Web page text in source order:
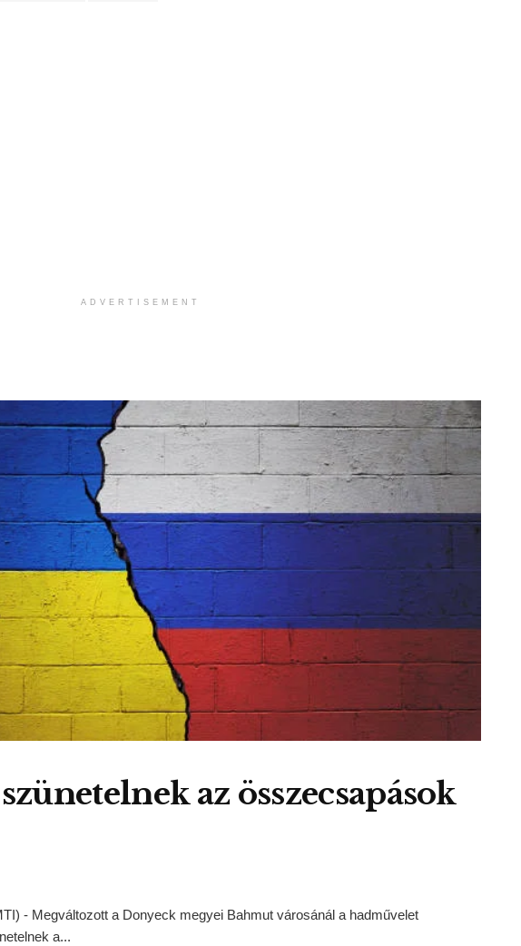
ADVERTISEMENT
az összecsapások
- Megváltozott a Donyeck megyei Bahmut városánál a hadművelet
a...